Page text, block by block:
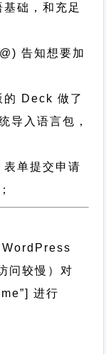
础，和充足
告知想要加
的 Deck 做了
导入语言包，
单提交申请
WordPress
问较慢）对
进行